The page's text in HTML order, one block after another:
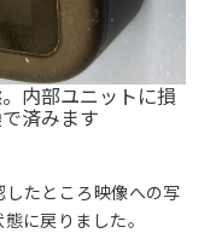
内部ユニットに損
済みます
たところ映像への写
に戻りました。